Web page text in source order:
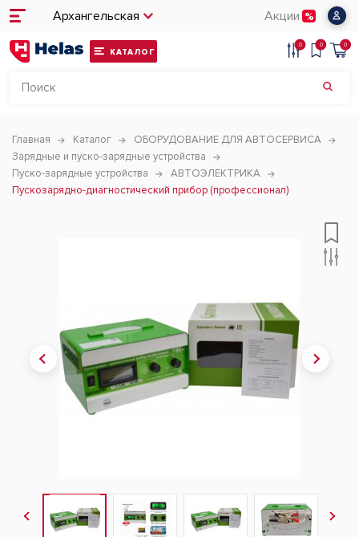
Архангельская Акции
КАТАЛОГ
0 0 0
Главная Каталог
ОБОРУДОВАНИЕ ДЛЯ АВТОСЕРВИСА
Зарядные и пуско-зарядные устройства
Пуско-зарядные устройства
АВТОЭЛЕКТРИКА
Пускозарядно-диагностический прибор (профессионал)